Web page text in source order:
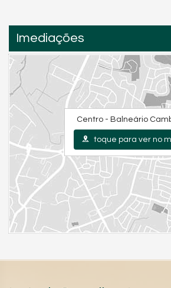
Imediações
Centro - Balneário
toque para ver no